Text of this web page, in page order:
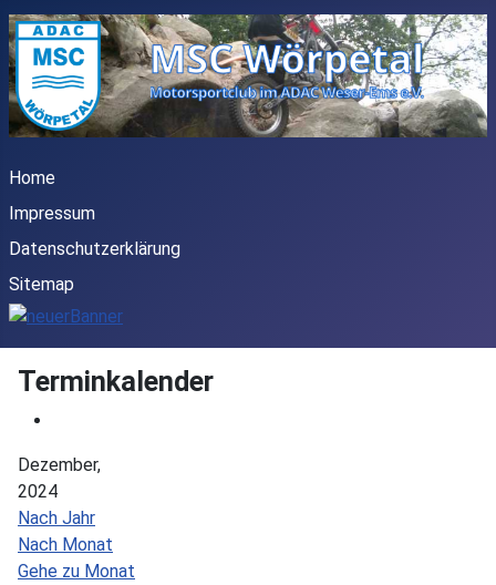
Home
Impressum
Datenschutzerklärung
Sitemap
Terminkalender
Dezember,
2024
Nach Jahr
Nach Monat
Gehe zu Monat